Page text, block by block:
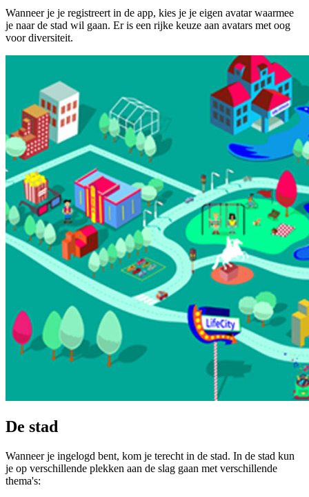
Wanneer je je registreert in de app, kies je je eigen avatar waarmee
je naar de stad wil gaan. Er is een rijke keuze aan avatars met oog
voor diversiteit.
De stad
Wanneer je ingelogd bent, kom je terecht in de stad. In de stad kun
je op verschillende plekken aan de slag gaan met verschillende
thema's: